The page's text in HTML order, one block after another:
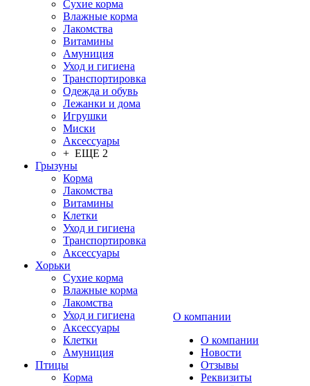
Сухие корма
Влажные корма
Лакомства
Витамины
Амуниция
Уход и гигиена
Транспортировка
Одежда и обувь
Лежанки и дома
Игрушки
Миски
Аксессуары
+ ЕЩЕ 2
Грызуны
Корма
Лакомства
Витамины
Клетки
Уход и гигиена
Транспортировка
Аксессуары
Хорьки
Сухие корма
Влажные корма
Лакомства
Уход и гигиена
Аксессуары
Клетки
Амуниция
Птицы
Корма
О компании
О компании
Новости
Отзывы
Реквизиты